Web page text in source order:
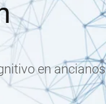
en ancianos